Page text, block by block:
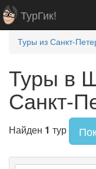
ТурГик!
Туры из Санкт-
Туры в
Санкт-
Найден 1 тур